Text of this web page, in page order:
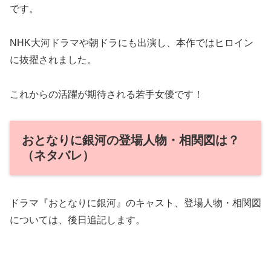
です。
NHK大河ドラマや朝ドラにも出演し、本作ではヒロイン
に抜擢されました。
これからの活躍が期待される若手女優です！
おとなりに銀河の登場人物・相関図は？
（ネタバレ）
ドラマ『おとなりに銀河』のキャスト、登場人物・相関図
については、後日追記します。